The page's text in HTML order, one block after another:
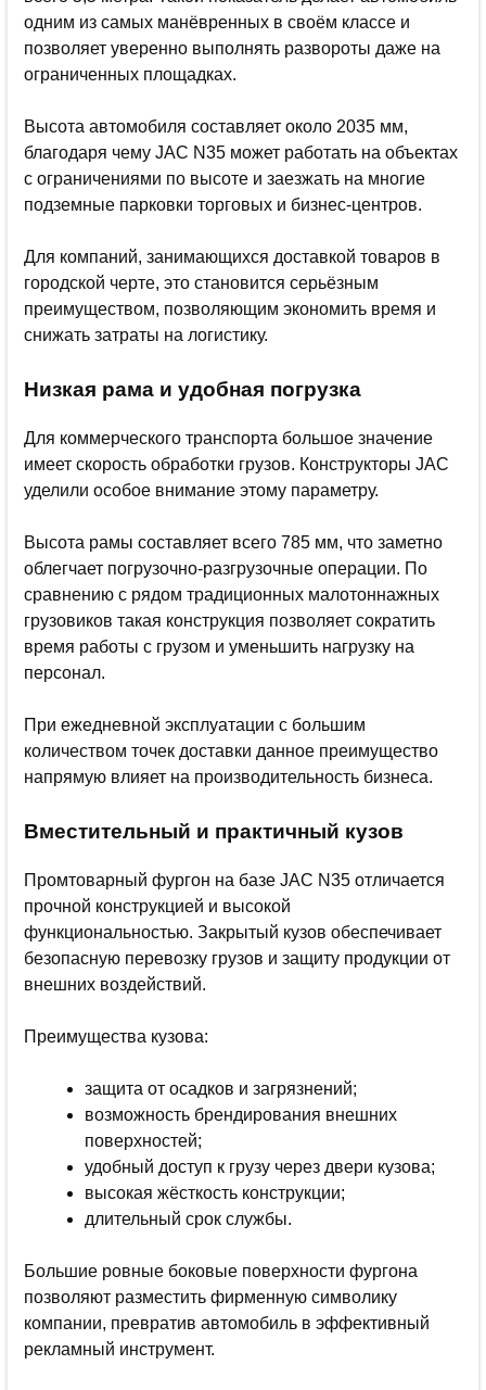
одним из самых манёвренных в своём классе и
позволяет уверенно выполнять развороты даже на
ограниченных площадках.
Высота автомобиля составляет около 2035 мм,
благодаря чему JAC N35 может работать на объектах
с ограничениями по высоте и заезжать на многие
подземные парковки торговых и бизнес-центров.
Для компаний, занимающихся доставкой товаров в
городской черте, это становится серьёзным
преимуществом, позволяющим экономить время и
снижать затраты на логистику.
Низкая рама и удобная погрузка
Для коммерческого транспорта большое значение
имеет скорость обработки грузов. Конструкторы JAC
уделили особое внимание этому параметру.
Высота рамы составляет всего 785 мм, что заметно
облегчает погрузочно-разгрузочные операции. По
сравнению с рядом традиционных малотоннажных
грузовиков такая конструкция позволяет сократить
время работы с грузом и уменьшить нагрузку на
персонал.
При ежедневной эксплуатации с большим
количеством точек доставки данное преимущество
напрямую влияет на производительность бизнеса.
Вместительный и практичный кузов
Промтоварный фургон на базе JAC N35 отличается
прочной конструкцией и высокой
функциональностью. Закрытый кузов обеспечивает
безопасную перевозку грузов и защиту продукции от
внешних воздействий.
Преимущества кузова:
защита от осадков и загрязнений;
возможность брендирования внешних
поверхностей;
удобный доступ к грузу через двери кузова;
высокая жёсткость конструкции;
длительный срок службы.
Большие ровные боковые поверхности фургона
позволяют разместить фирменную символику
компании, превратив автомобиль в эффективный
рекламный инструмент.